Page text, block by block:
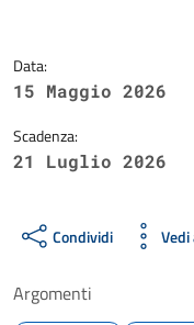
Data:
15 Maggio 2026
Scadenza:
21 Luglio 2026
Condividi Vedi
Argomenti